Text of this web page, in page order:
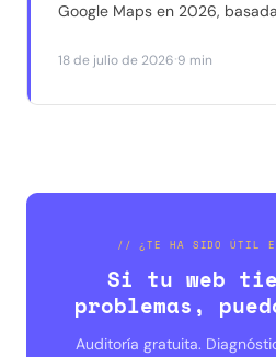
Google Maps en 2026,
Barcelona. Qué funciona, qué
18 de julio de 2026·9 min
// ¿TE HA SIDO ÚTIL
Si tu web
problemas,
Auditoría gratuita.